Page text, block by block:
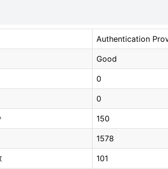
Authentication
Good
0
0
150
1578
101